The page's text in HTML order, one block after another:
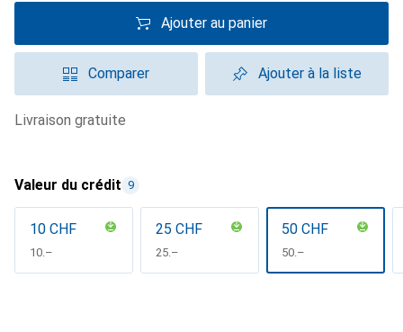
Ajouter au panier
Comparer Ajouter à la liste
livraison gratuite
Valeur du crédit 9
10 CHF
CHF
10.–
25 CHF
CHF
25.–
50 CHF
CHF
50.–